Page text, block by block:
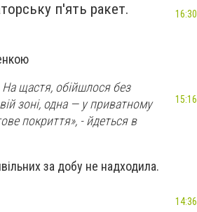
п'ять ракет.
На щастя, обійшлося без
зоні, одна — у приватному
покриття», - йдеться в
за добу не надходила.
16:30
15:16
14:36